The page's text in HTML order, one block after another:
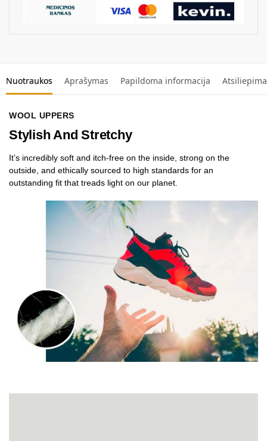
Nuotraukos Aprašymas Papildoma informacija
WOOL UPPERS
Stylish And Stretchy
It’s incredibly soft and itch-free on the inside, strong on the
outside, and ethically sourced to high standards for an
outstanding fit that treads light on our planet.